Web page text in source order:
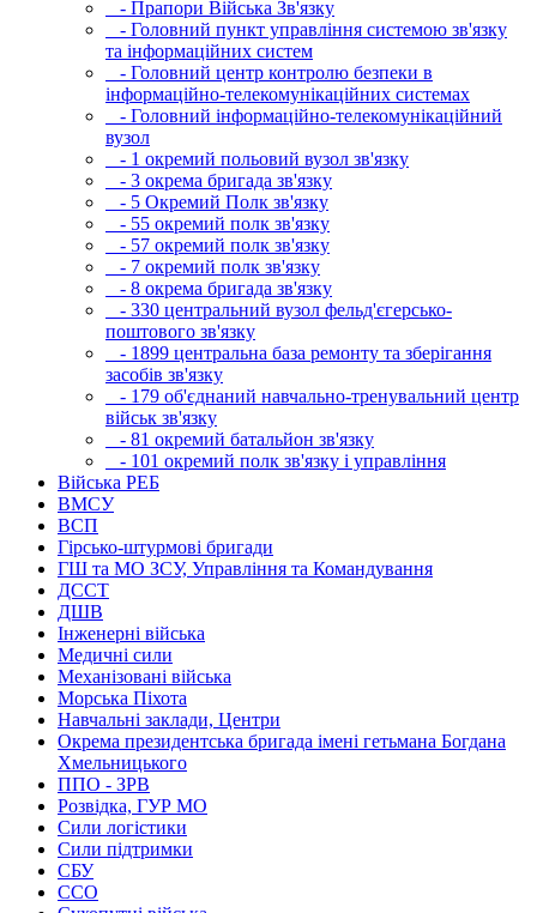
- Прапори Війська Зв'язку
- Головний пункт управління системою зв'язку
та інформаційних систем
- Головний центр контролю безпеки в
інформаційно-телекомунікаційних системах
- Головний інформаційно-телекомунікаційний
вузол
- 1 окремий польовий вузол зв'язку
- 3 окрема бригада зв'язку
- 5 Окремий Полк зв'язку
- 55 окремий полк зв'язку
- 57 окремий полк зв'язку
- 7 окремий полк зв'язку
- 8 окрема бригада зв'язку
- 330 центральний вузол фельд'єгерсько-
поштового зв'язку
- 1899 центральна база ремонту та зберігання
засобів зв'язку
- 179 об'єднаний навчально-тренувальний центр
військ зв'язку
- 81 окремий батальйон зв'язку
- 101 окремий полк зв'язку і управління
Війська РЕБ
ВМСУ
ВСП
Гірсько-штурмові бригади
ГШ та МО ЗСУ, Управління та Командування
ДССТ
ДШВ
Інженерні війська
Медичні сили
Механізовані війська
Морська Піхота
Навчальні заклади, Центри
Окрема президентська бригада імені гетьмана Богдана
Хмельницького
ППО - ЗРВ
Розвідка, ГУР МО
Сили логістики
Сили підтримки
СБУ
ССО